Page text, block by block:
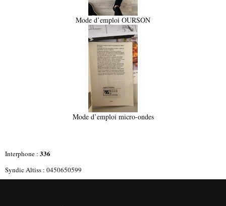
Mode d’emploi OURSON
Mode d’emploi micro-ondes
Interphone : 336
Syndic Altiss : 0450650599